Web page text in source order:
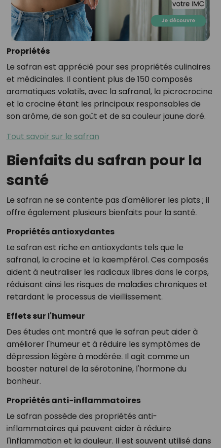
Propriétés
Le safran est apprécié pour ses propriétés culinaires
et médicinales. Il contient plus de 150 composés
aromatiques volatils, avec la safranal, la picrocrocine
et la crocine étant les principaux responsables de
son arôme, de son goût et de sa couleur jaune doré.
Tout savoir sur le safran
Bienfaits du safran pour la
santé
Le safran ne se contente pas d'améliorer les plats ; il
offre également plusieurs bienfaits pour la santé.
Propriétés antioxydantes
Le safran est riche en antioxydants tels que le
safranal, la crocine et la kaempférol. Ces composés
aident à neutraliser les radicaux libres dans le corps,
réduisant ainsi les risques de maladies chroniques et
retardant le processus de vieillissement.
Effets sur l'humeur
Des études ont montré que le safran peut aider à
améliorer l'humeur et à réduire les symptômes de
dépression légère à modérée. Il agit comme un
booster naturel de la sérotonine, l'hormone du
bonheur.
Propriétés anti-inflammatoires
Le safran possède des propriétés anti-
inflammatoires qui peuvent aider à réduire
l'inflammation et la douleur. Il est souvent utilisé dans